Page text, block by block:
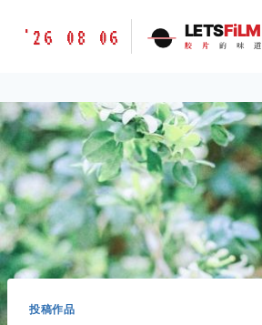
胶
味
道
LETSFILM
'26 08 06 LETSFiLM
胶 片 的 味 道
投稿作品